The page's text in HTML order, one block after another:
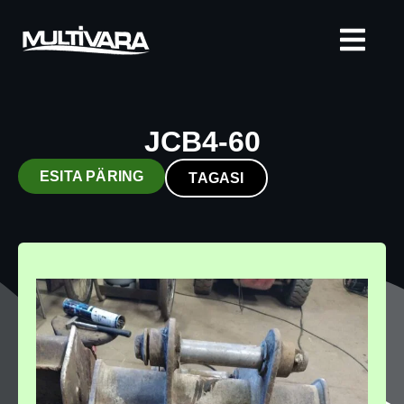
JCB4-60
ESITA PÄRING TAGASI